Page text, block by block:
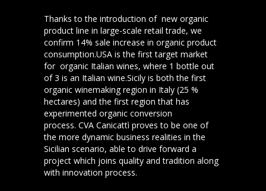
Thanks to the introduction of new organic
product line in large-scale retail trade, we
confirm 14% sale increase in organic product
consumption.USA is the first target market
for organic Italian wines, where 1 bottle out
of 3 is an Italian wine.Sicily is both the first
organic winemaking region in Italy (25 %
hectares) and the first region that has
experimented organic conversion
process. CVA Canicattì proves to be one of
the more dynamic business realities in the
Sicilian scenario, able to drive forward a
project which joins quality and tradition along
with innovation process.